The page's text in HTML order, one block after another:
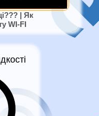
| Як
WI-FI